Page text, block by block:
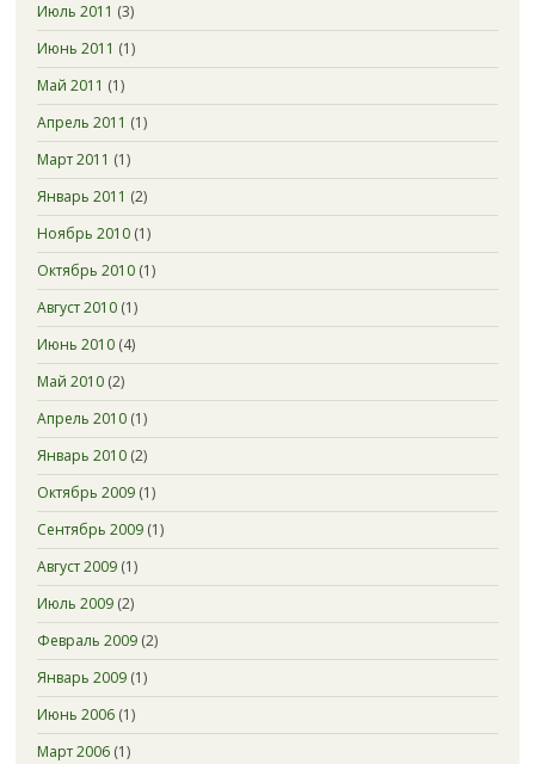
Июль 2011 (3)
Июнь 2011 (1)
Май 2011 (1)
Апрель 2011 (1)
Март 2011 (1)
Январь 2011 (2)
Ноябрь 2010(1)
Октябрь 2010(1)
Август 2010(1)
Июнь 2010(4)
Май 2010(2)
Апрель 2010(1)
Январь 2010(2)
Октябрь 2009(1)
Сентябрь 2009(1)
Август 2009(1)
Июль 2009(2)
Февраль 2009(2)
Январь 2009(1)
Июнь 2006(1)
Март 2006(1)